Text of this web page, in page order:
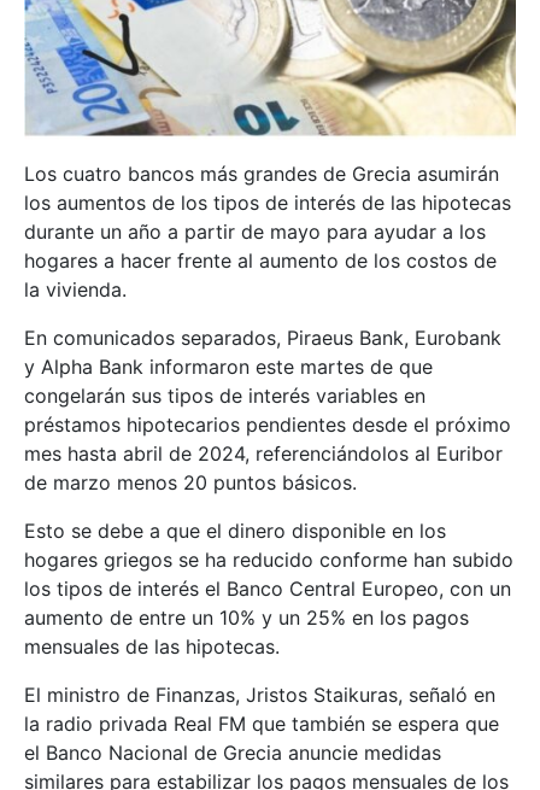
Los cuatro bancos más grandes de Grecia asumirán
los aumentos de los tipos de interés de las hipotecas
durante un año a partir de mayo para ayudar a los
hogares a hacer frente al aumento de los costos de
la vivienda.
En comunicados separados, Piraeus Bank, Eurobank
y Alpha Bank informaron este martes de que
congelarán sus tipos de interés variables en
préstamos hipotecarios pendientes desde el próximo
mes hasta abril de 2024, referenciándolos al Euribor
de marzo menos 20 puntos básicos.
Esto se debe a que el dinero disponible en los
hogares griegos se ha reducido conforme han subido
los tipos de interés el Banco Central Europeo, con un
aumento de entre un 10% y un 25% en los pagos
mensuales de las hipotecas.
El ministro de Finanzas, Jristos Staikuras, señaló en
la radio privada Real FM que también se espera que
el Banco Nacional de Grecia anuncie medidas
similares para estabilizar los pagos mensuales de los